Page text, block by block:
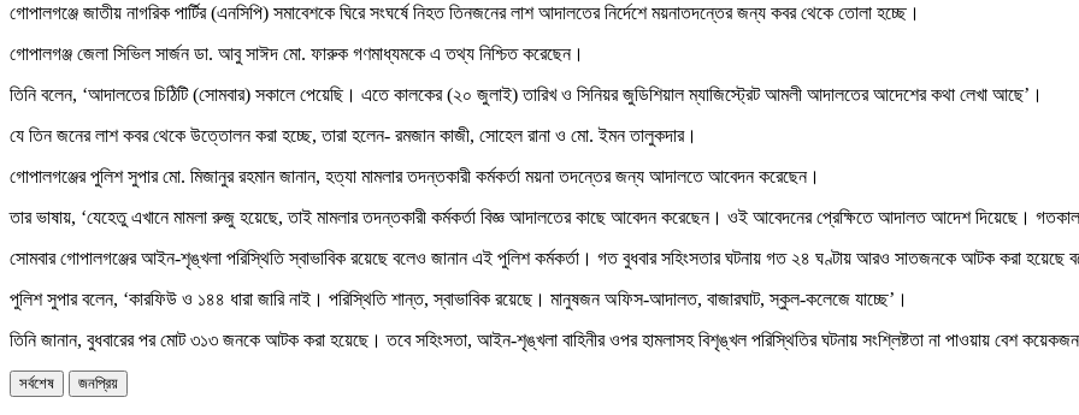
গোপালগঞ্জে জাতীয় নাগরিক পার্টির (এনসিপি) সমাবেশকে ঘিরে সংঘর্ষে নিহত তিনজনের লাশ আদালতের নির্দেশে ময়নাতদন্তের জন্য কবর থেকে তোলা হচ্ছে।
গোপালগঞ্জ জেলা সিভিল সার্জন ডা. আবু সাঈদ মো. ফারুক গণমাধ্যমকে এ তথ্য নিশ্চিত করেছেন।
তিনি বলেন, ‘আদালতের চিঠিটি (সোমবার) সকালে পেয়েছি। এতে কালকের (২০ জুলাই) তারিখ ও সিনিয়র জুডিশিয়াল ম্যাজিস্ট্রেট আমলী আদালতের আদেশের কথা লেখা আছে’।
যে তিন জনের লাশ কবর থেকে উত্তোলন করা হচ্ছে, তারা হলেন- রমজান কাজী, সোহেল রানা ও মো. ইমন তালুকদার।
গোপালগঞ্জের পুলিশ সুপার মো. মিজানুর রহমান জানান, হত্যা মামলার তদন্তকারী কর্মকর্তা ময়না তদন্তের জন্য আদালতে আবেদন করেছেন।
তার ভাষায়, ‘যেহেতু এখানে মামলা রুজু হয়েছে, তাই মামলার তদন্তকারী কর্মকর্তা বিজ্ঞ আদালতের কাছে আবেদন করেছেন। ওই আবেদনের প্রেক্ষিতে আদালত আদেশ দিয়েছে।
সোমবার গোপালগঞ্জের আইন-শৃঙ্খলা পরিস্থিতি স্বাভাবিক রয়েছে বলেও জানান এই পুলিশ কর্মকর্তা। গত বুধবার সহিংসতার ঘটনায় গত ২৪ ঘণ্টায় আরও সাতজনকে আটক করা হয়েছে
পুলিশ সুপার বলেন, ‘কারফিউ ও ১৪৪ ধারা জারি নাই। পরিস্থিতি শান্ত, স্বাভাবিক রয়েছে। মানুষজন অফিস-আদালত, বাজারঘাট, স্কুল-কলেজে যাচ্ছে’।
তিনি জানান, বুধবারের পর মোট ৩১৩ জনকে আটক করা হয়েছে। তবে সহিংসতা, আইন-শৃঙ্খলা বাহিনীর ওপর হামলাসহ বিশৃঙ্খল পরিস্থিতির ঘটনায় সংশ্লিষ্টতা না পাওয়ায় বেশ
সর্বশেষ জনপ্রিয়